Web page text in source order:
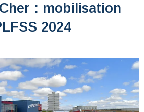
: mobilisation
2024